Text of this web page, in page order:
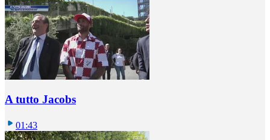
A tutto Jacobs
01:43